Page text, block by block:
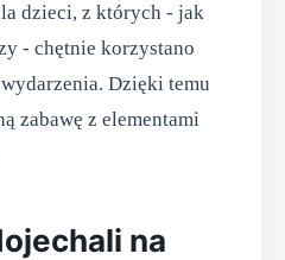
dzieci, z których - jak
- chętnie korzystano
Dzięki temu
zabawę z elementami
na